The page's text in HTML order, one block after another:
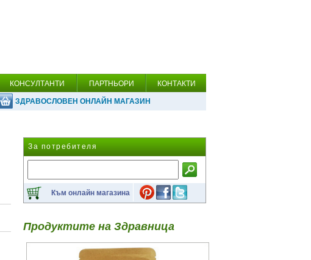
КОНСУЛТАНТИ ПАРТНЬОРИ КОНТАКТИ
ЗДРАВОСЛОВЕН ОНЛАЙН МАГАЗИН
За потребителя
Към онлайн магазина
Продуктите на Здравница